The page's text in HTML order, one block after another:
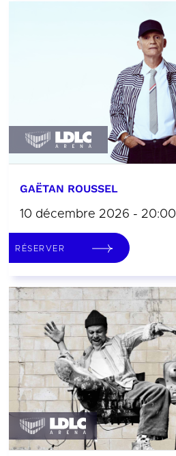
GAËTAN ROUSSEL
10 décembre 2026 - 20:00
RÉSERVER